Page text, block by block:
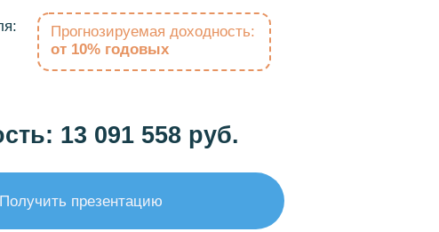
Получить презентацию
Прогнозируемая доходность:
от 10% годовых
13 091 558 руб.